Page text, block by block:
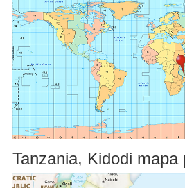
Tanzania, Kidodi mapa